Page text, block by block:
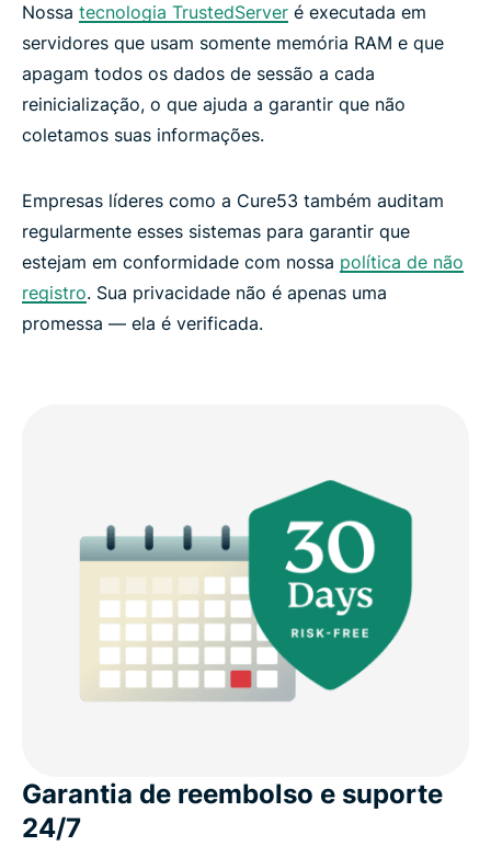
Nossa tecnologia TrustedServer é executada em
servidores que usam somente memória RAM e que
apagam todos os dados de sessão a cada
reinicialização, o que ajuda a garantir que não
coletamos suas informações.
Empresas líderes como a Cure53 também auditam
regularmente esses sistemas para garantir que
estejam em conformidade com nossa política de não
registro. Sua privacidade não é apenas uma
promessa — ela é verificada.
Garantia de reembolso e suporte
24/7